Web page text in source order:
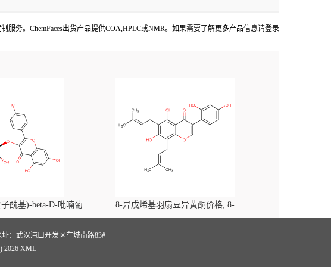
服务。ChemFaces出货产品提供COA,HPLC或NMR。如果需要了解更多产品信息请登录
酰基)-beta-D-吡喃葡
3-O-(6''-galloyl)-
对照品, CAS
05-6
8-异戊烯基羽扇豆异黄酮价格, 8-
Prenylluteone对照品, CAS号:125002-91-7
址：武汉沌口开发区车城南路83#
2026 XML